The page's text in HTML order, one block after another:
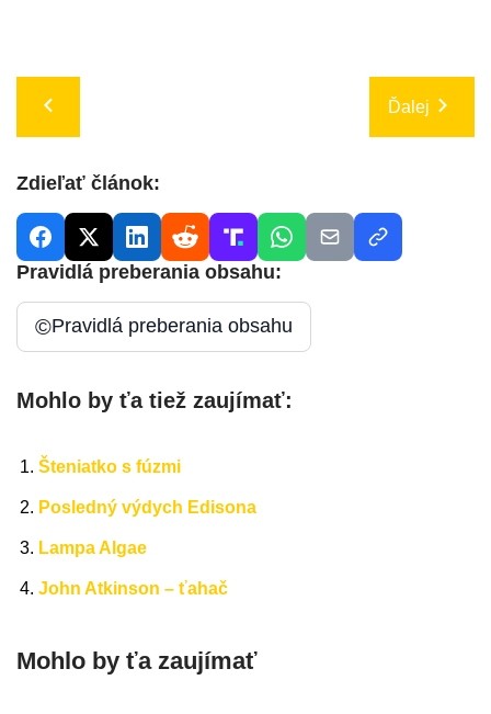
Ďalej
Zdieľať článok:
Pravidlá preberania obsahu:
©Pravidlá preberania obsahu
Mohlo by ťa tiež zaujímať:
Šteniatko s fúzmi
Posledný výdych Edisona
Lampa Algae
John Atkinson – ťahač
Mohlo by ťa zaujímať